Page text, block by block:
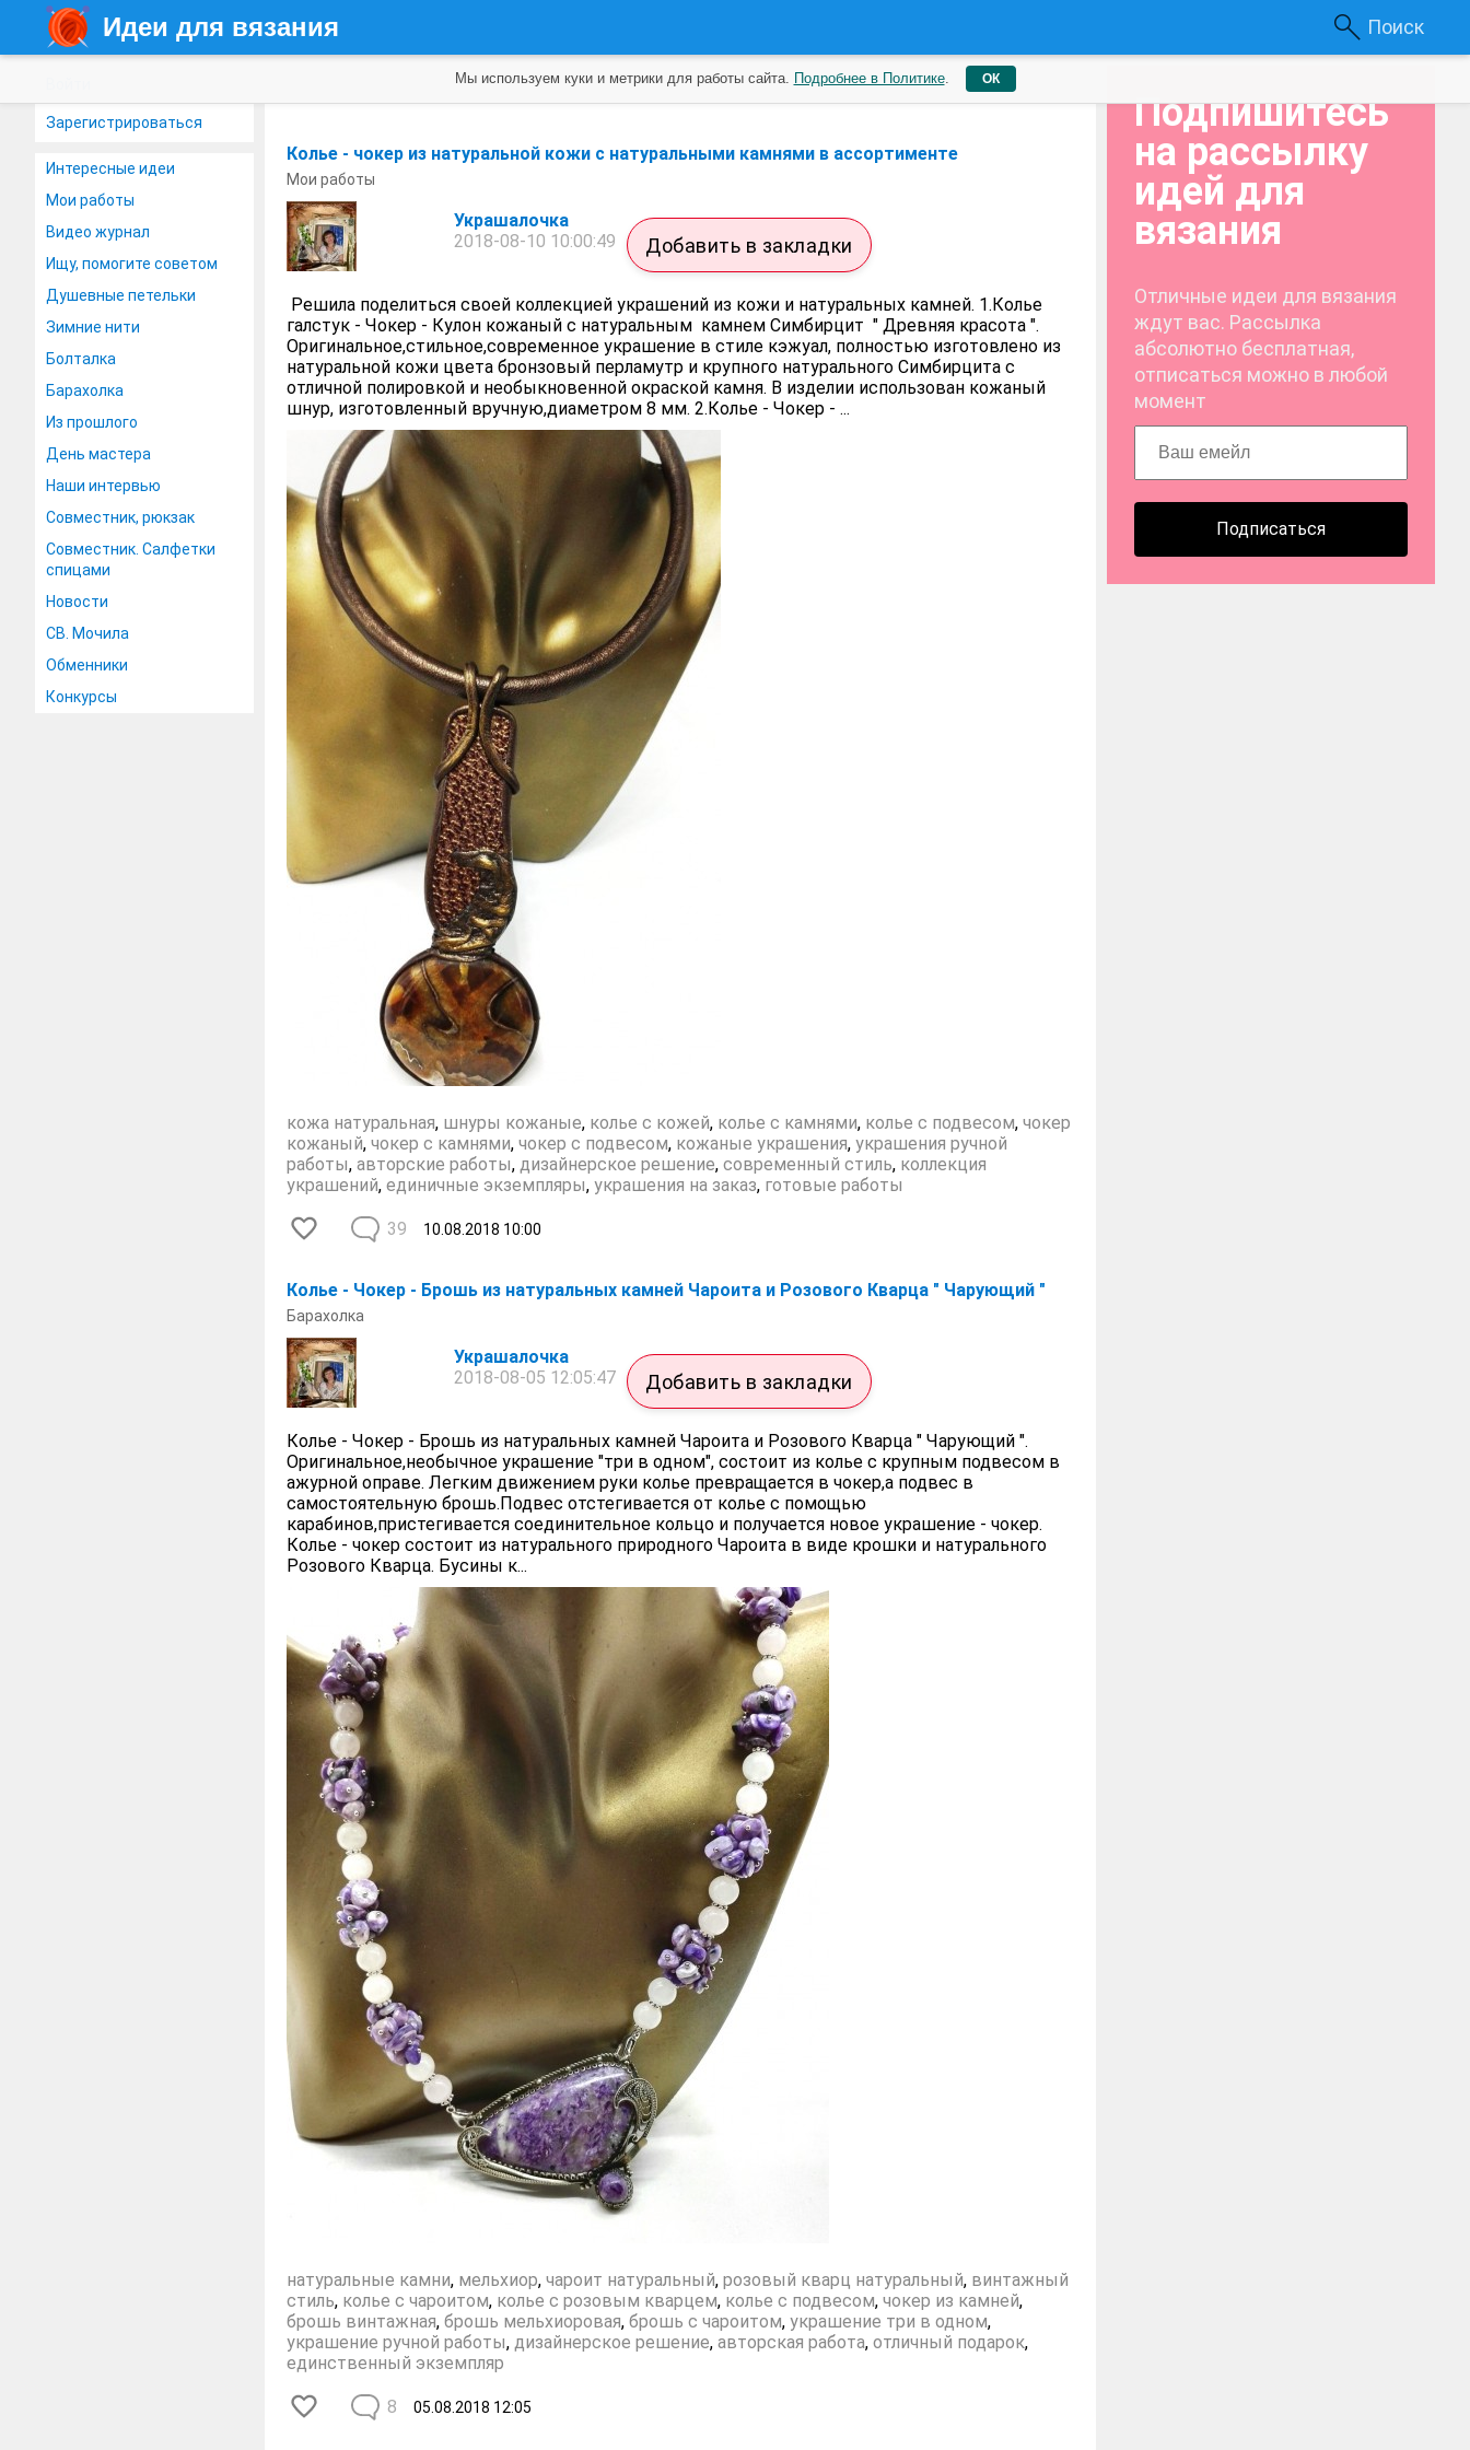
Идеи для вязания Поиск
Зарегистрироваться
Интересные идеи
Мои работы
Видео журнал
Ищу, помогите советом
Душевные петельки
Зимние нити
Болталка
Барахолка
Из прошлого
День мастера
Наши интервью
Совместник, рюкзак
Совместник. Салфетки
спицами
Новости
СВ. Мочила
Обменники
Конкурсы
Колье - чокер из натуральной кожи с натуральными камнями в ассортименте
Мои работы
Украшалочка
2018-08-10 10:00:49
Добавить в закладки
Решила поделиться своей коллекцией украшений из кожи и натуральных камней. 1.Колье
галстук - Чокер - Кулон кожаный с натуральным камнем Симбирцит " Древняя красота ".
Оригинальное,стильное,современное украшение в стиле кэжуал, полностью изготовлено из
натуральной кожи цвета бронзовый перламутр и крупного натурального Симбирцита с
отличной полировкой и необыкновенной окраской камня. В изделии использован кожаный
шнур, изготовленный вручную,диаметром 8 мм. 2.Колье - Чокер - ...
кожа натуральная, шнуры кожаные, колье с кожей, колье с камнями, колье с подвесом, чокер
кожаный, чокер с камнями, чокер с подвесом, кожаные украшения, украшения ручной
работы, авторские работы, дизайнерское решение, современный стиль, коллекция
украшений, единичные экземпляры, украшения на заказ, готовые работы
10.08.2018 10:00
39
Колье - Чокер - Брошь из натуральных камней Чароита и Розового Кварца " Чарующий "
Барахолка
Украшалочка
2018-08-05 12:05:47
Добавить в закладки
Колье - Чокер - Брошь из натуральных камней Чароита и Розового Кварца " Чарующий ".
Оригинальное,необычное украшение "три в одном", состоит из колье с крупным подвесом в
ажурной оправе. Легким движением руки колье превращается в чокер,а подвес в
самостоятельную брошь.Подвес отстегивается от колье с помощью
карабинов,пристегивается соединительное кольцо и получается новое украшение - чокер.
Колье - чокер состоит из натурального природного Чароита в виде крошки и натурального
Розового Кварца. Бусины к...
натуральные камни, мельхиор, чароит натуральный, розовый кварц натуральный, винтажный
стиль, колье с чароитом, колье с розовым кварцем, колье с подвесом, чокер из камней,
брошь винтажная, брошь мельхиоровая, брошь с чароитом, украшение три в одном,
украшение ручной работы, дизайнерское решение, авторская работа, отличный подарок,
единственный экземпляр
05.08.2018 12:05
8
Подпишитесь
на рассылку
идей для
вязания
Отличные идеи для вязания
ждут вас. Рассылка
абсолютно бесплатная,
отписаться можно в любой
момент
Подписаться
Мы используем куки и метрики для работы сайта. Подробнее в Политике. ОК